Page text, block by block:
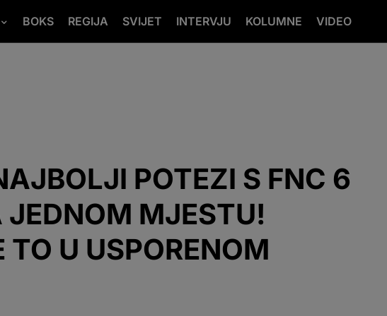
BOKS REGIJA SVIJET INTERVJU KOLUMNE VIDEO
POTEZI S FNC 6
JEDNOM MJESTU!
TO U USPORENOM